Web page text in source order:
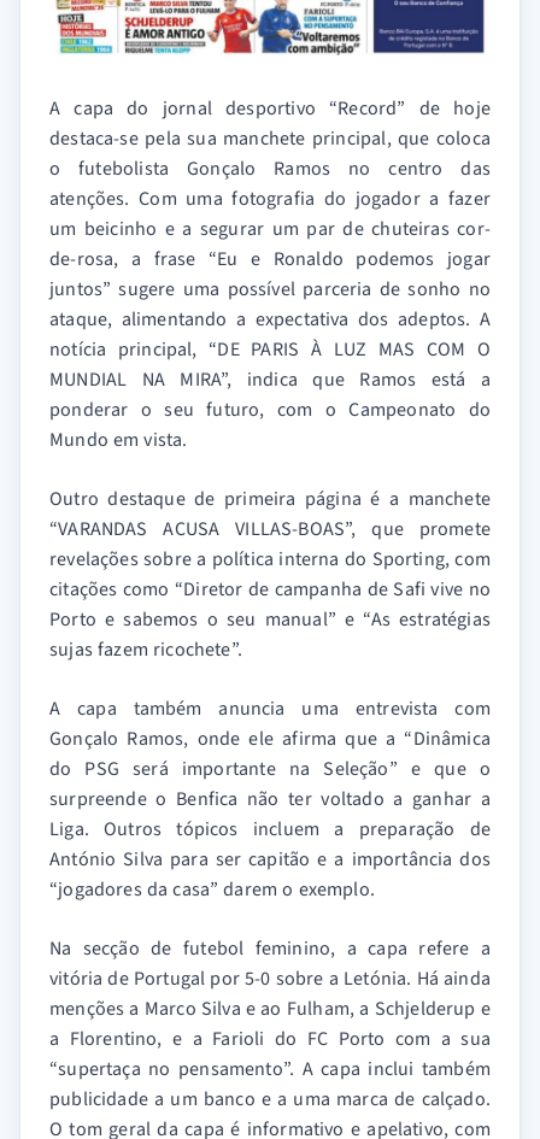
A capa do jornal desportivo “Record” de hoje
destaca-se pela sua manchete principal, que coloca
o futebolista Gonçalo Ramos no centro das
atenções. Com uma fotografia do jogador a fazer
um beicinho e a segurar um par de chuteiras cor-
de-rosa, a frase “Eu e Ronaldo podemos jogar
juntos” sugere uma possível parceria de sonho no
ataque, alimentando a expectativa dos adeptos. A
notícia principal, “DE PARIS À LUZ MAS COM O
MUNDIAL NA MIRA”, indica que Ramos está a
ponderar o seu futuro, com o Campeonato do
Mundo em vista.
Outro destaque de primeira página é a manchete
“VARANDAS ACUSA VILLAS-BOAS”, que promete
revelações sobre a política interna do Sporting, com
citações como “Diretor de campanha de Safi vive no
Porto e sabemos o seu manual” e “As estratégias
sujas fazem ricochete”.
A capa também anuncia uma entrevista com
Gonçalo Ramos, onde ele afirma que a “Dinâmica
do PSG será importante na Seleção” e que o
surpreende o Benfica não ter voltado a ganhar a
Liga. Outros tópicos incluem a preparação de
António Silva para ser capitão e a importância dos
“jogadores da casa” darem o exemplo.
Na secção de futebol feminino, a capa refere a
vitória de Portugal por 5-0 sobre a Letónia. Há ainda
menções a Marco Silva e ao Fulham, a Schjelderup e
a Florentino, e a Farioli do FC Porto com a sua
“supertaça no pensamento”. A capa inclui também
publicidade a um banco e a uma marca de calçado.
O tom geral da capa é informativo e apelativo, com